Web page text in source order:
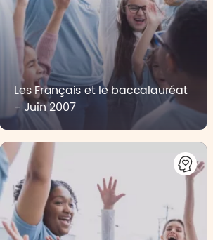
Les Français et le baccalauréat
- Juin 2007